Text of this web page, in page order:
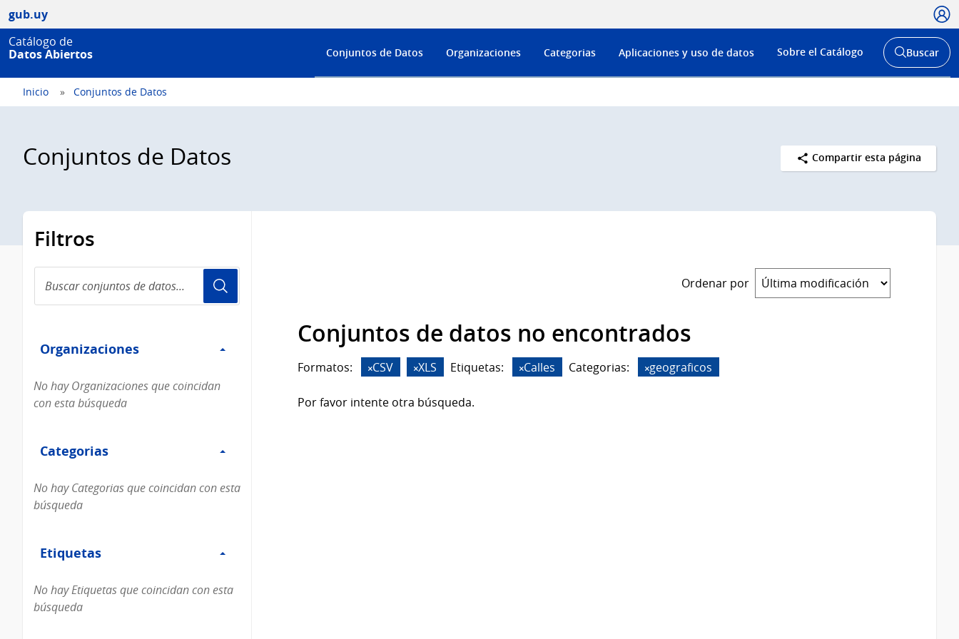
gub.uy
Catálogo de
Datos Abiertos
Menú
de
Conjuntos de Datos Organizaciones Categorias Aplicaciones y uso de datos Sobre el Catálogo
Abrir
buscador
Buscar
Inicio Conjuntos de Datos
Conjuntos de Datos Compartir esta página
Filtros
conjuntos
de
Organizaciones
Organizaciones
No hay Organizaciones que coincidan
con esta búsqueda
Categorias
Categorias
No hay Categorias que coincidan con esta
búsqueda
Etiquetas
Etiquetas
No hay Etiquetas que coincidan con esta
búsqueda
Ordenar por
Conjuntos de datos no encontrados
Formatos: CSV XLS Etiquetas: Calles Categorias: geograficos
Por favor intente otra búsqueda.